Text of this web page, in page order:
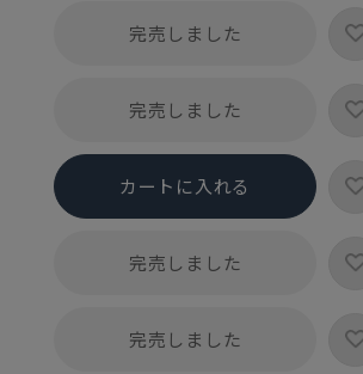
完売しました
完売しました
カートに入れる
完売しました
完売しました